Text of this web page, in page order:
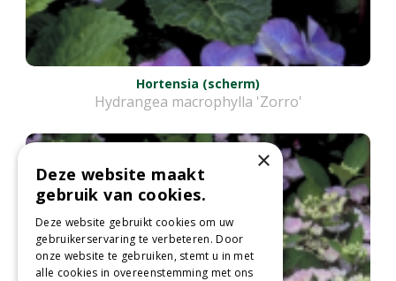
Hortensia (scherm)
Hydrangea macrophylla 'Zorro'
×
Deze website maakt
gebruik van cookies.
Deze website gebruikt cookies om uw
gebruikerservaring te verbeteren. Door
onze website te gebruiken, stemt u in met
alle cookies in overeenstemming met ons